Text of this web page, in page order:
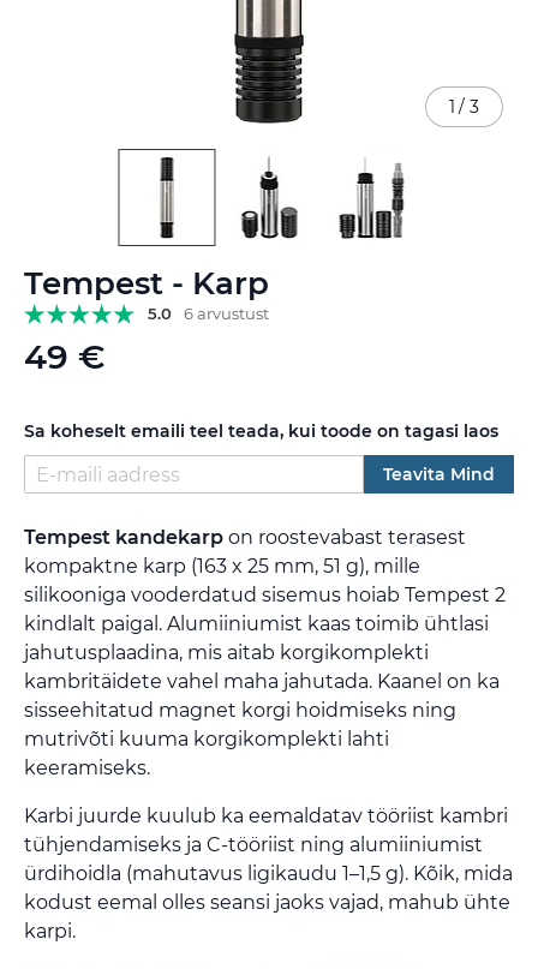
Tempest - Karp
5.0 6 arvustust
49 €
Sa koheselt emaili teel teada, kui toode on tagasi laos
Teavita Mind
Tempest kandekarp on roostevabast terasest
kompaktne karp (163 x 25 mm, 51 g), mille
silikooniga vooderdatud sisemus hoiab Tempest 2
kindlalt paigal. Alumiiniumist kaas toimib ühtlasi
jahutusplaadina, mis aitab korgikomplekti
kambritäidete vahel maha jahutada. Kaanel on ka
sisseehitatud magnet korgi hoidmiseks ning
mutrivõti kuuma korgikomplekti lahti
keeramiseks.
Karbi juurde kuulub ka eemaldatav tööriist kambri
tühjendamiseks ja C-tööriist ning alumiiniumist
ürdihoidla (mahutavus ligikaudu 1–1,5 g). Kõik, mida
kodust eemal olles seansi jaoks vajad, mahub ühte
karpi.
1 / 3
to
the
beginning
of
gallery